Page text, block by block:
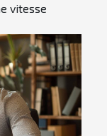
vitesse